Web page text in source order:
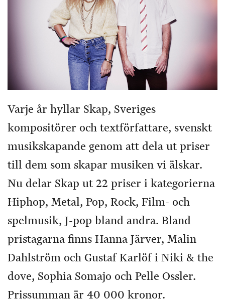
Varje år hyllar Skap, Sveriges
kompositörer och textförfattare, svenskt
musikskapande genom att dela ut priser
till dem som skapar musiken vi älskar.
Nu delar Skap ut 22 priser i kategorierna
Hiphop, Metal, Pop, Rock, Film- och
spelmusik, J-pop bland andra. Bland
pristagarna finns Hanna Järver, Malin
Dahlström och Gustaf Karlöf i Niki & the
dove, Sophia Somajo och Pelle Ossler.
Prissumman är 40 000 kronor.